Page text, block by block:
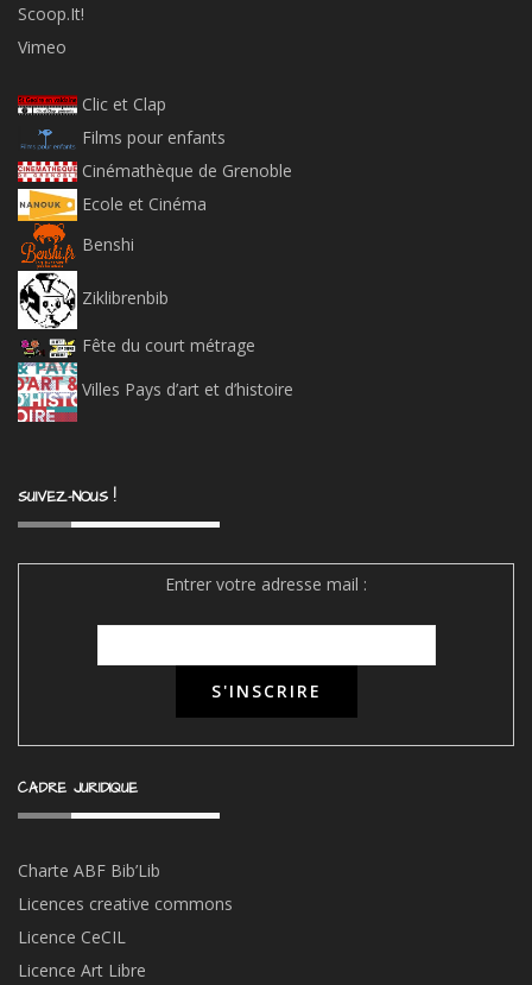
Scoop.It!
Vimeo
Clic et Clap
Films pour enfants
Cinémathèque de Grenoble
Ecole et Cinéma
Benshi
Ziklibrenbib
Fête du court métrage
Villes Pays d’art et d’histoire
SUIVEZ-NOUS !
Entrer votre adresse mail :
CADRE JURIDIQUE
Charte ABF Bib’Lib
Licences creative commons
Licence CeCIL
Licence Art Libre